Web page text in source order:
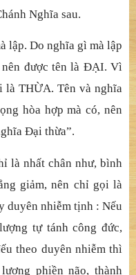
Nghĩa sau.
lập. Do nghĩa gì mà lập
được tên là ĐẠI. Vì
là THỪA. Tên và nghĩa
hòa hợp mà có, nên
Đại thừa”.
là nhất chân như, bình
giảm, nên chỉ gọi là
duyên nhiễm tịnh : Nếu
tự tánh công đức,
theo duyên nhiễm thì
phiền não, thành